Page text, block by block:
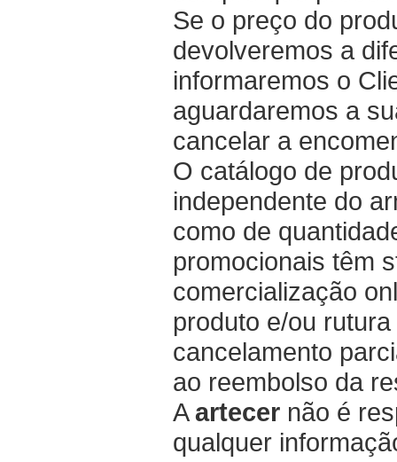
Se o preço do
devolveremos a
informaremos o
aguardaremos a
cancelar a
O catálogo de
independente do
como de
promocionais têm
comercialização
produto e/ou
cancelamento
ao reembolso da
Aartecer não é
qualquer